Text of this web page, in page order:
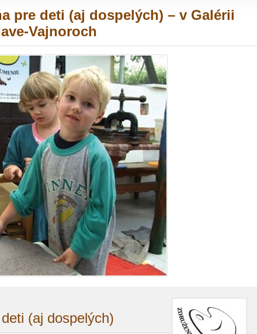
pre deti (aj dospelých) – v Galérii
Vajnoroch
(aj dospelých)